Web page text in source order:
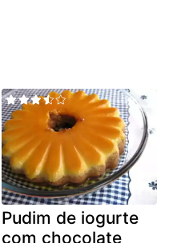
Pudim de iogurte
com chocolate